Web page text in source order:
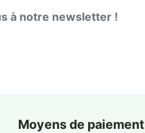
à notre newsletter !
Moyens de paiement